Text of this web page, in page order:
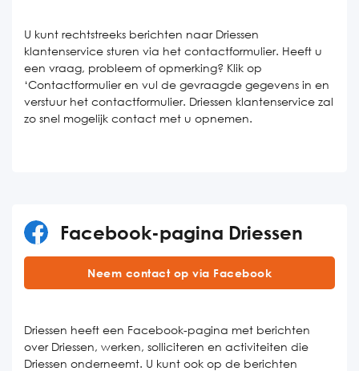
U kunt rechtstreeks berichten naar Driessen
klantenservice sturen via het contactformulier. Heeft u
een vraag, probleem of opmerking? Klik op
‘Contactformulier en vul de gevraagde gegevens in en
verstuur het contactformulier. Driessen klantenservice zal
zo snel mogelijk contact met u opnemen.
Facebook-pagina Driessen
Neem contact op via Facebook
Driessen heeft een Facebook-pagina met berichten
over Driessen, werken, solliciteren en activiteiten die
Driessen onderneemt. U kunt ook op de berichten